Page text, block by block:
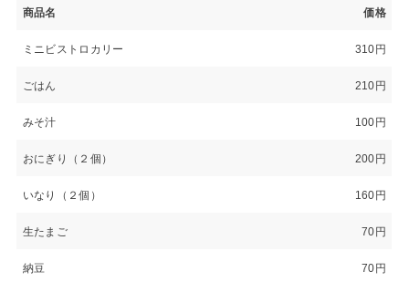
商品名 価格
ミニビストロカリー 310円
ごはん 210円
みそ汁 100円
おにぎり（２個） 200円
いなり（２個） 160円
生たまご 70円
納豆 70円